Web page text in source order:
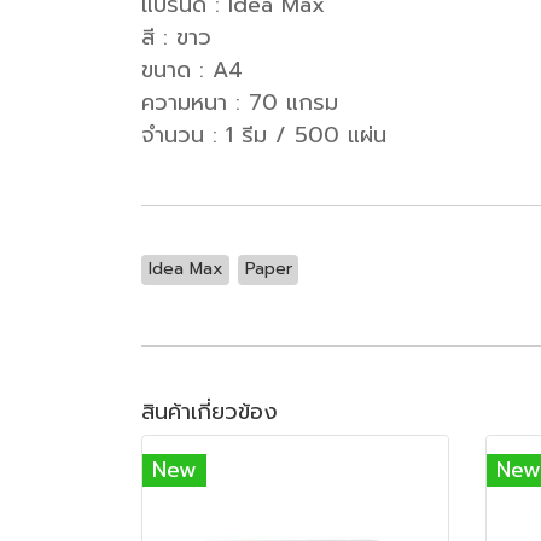
สี : ขาว
ขนาด : A4
ความหนา : 70 แกรม
จำนวน : 1 รีม / 500 แผ่น
Idea Max Paper
สินค้าเกี่ยวข้อง
New
New